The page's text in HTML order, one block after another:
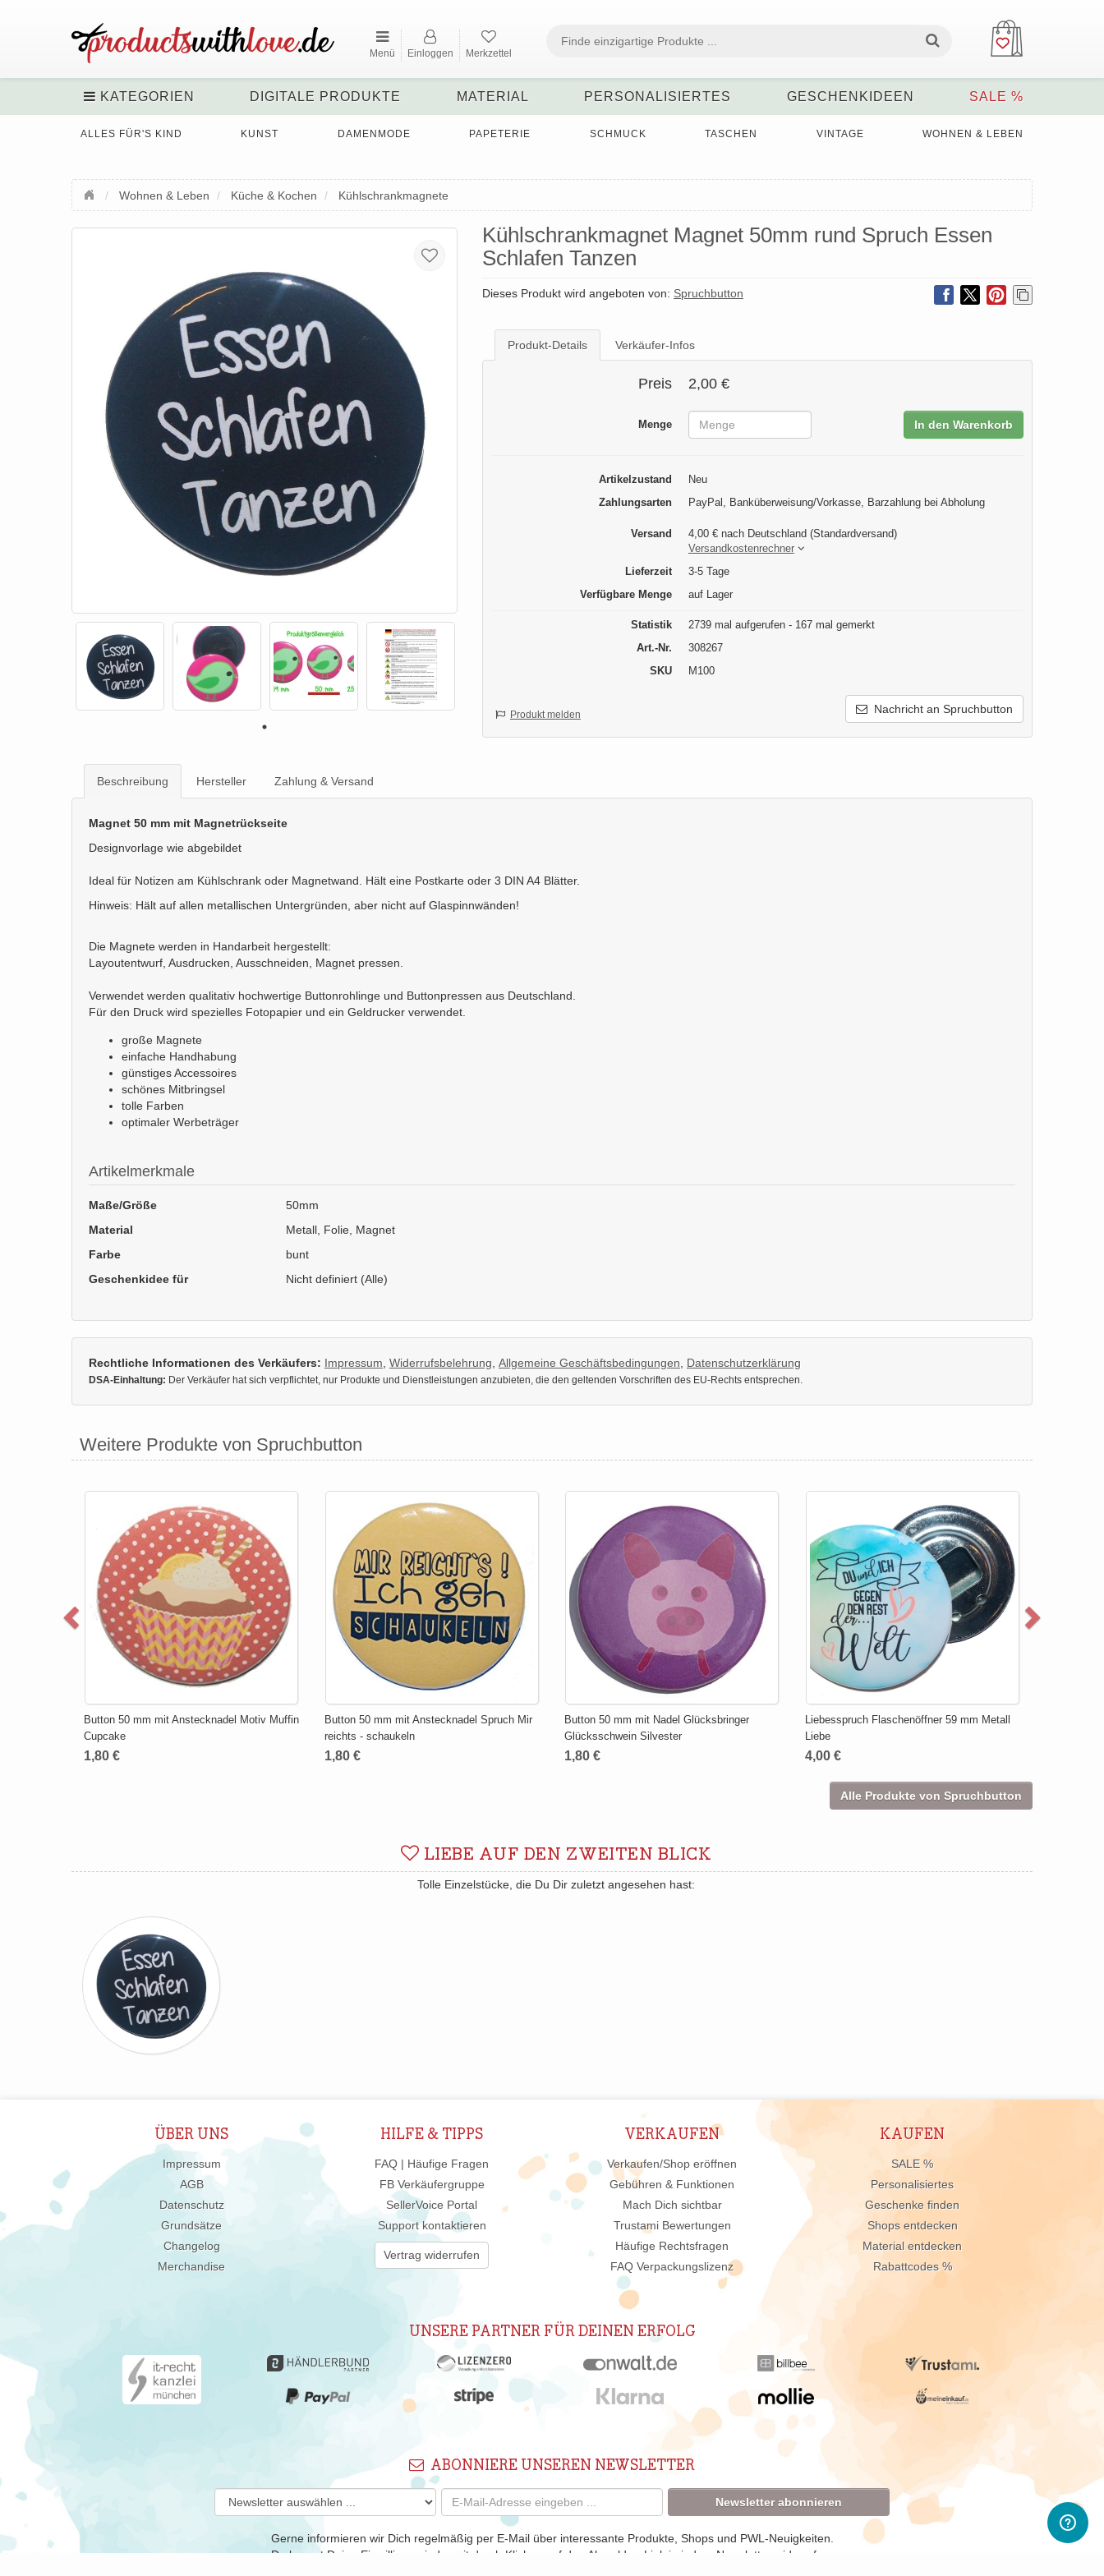
Menü Einloggen Merkzettel
KATEGORIEN DIGITALE PRODUKTE MATERIAL PERSONALISIERTES GESCHENKIDEEN SALE %
ALLES FÜR'S KIND KUNST DAMENMODE PAPETERIE SCHMUCK TASCHEN VINTAGE WOHNEN & LEBEN
Wohnen & Leben Küche & Kochen Kühlschrankmagnete
Kühlschrankmagnet Magnet 50mm rund Spruch Essen
Schlafen Tanzen
Dieses Produkt wird angeboten von: Spruchbutton
Produkt-Details Verkäufer-Infos
Preis 2,00 €
Menge In den Warenkorb
Artikelzustand
Neu
Zahlungsarten
PayPal, Banküberweisung/Vorkasse, Barzahlung bei Abholung
Versand
4,00 € nach Deutschland (Standardversand)
Versandkostenrechner
Lieferzeit
3-5 Tage
Verfügbare Menge
auf Lager
Statistik
2739 mal aufgerufen - 167 mal gemerkt
Art.-Nr.
308267
SKU
M100
Nachricht an Spruchbutton
Produkt melden
Beschreibung Hersteller Zahlung & Versand
Magnet 50 mm mit Magnetrückseite
Designvorlage wie abgebildet
Ideal für Notizen am Kühlschrank oder Magnetwand. Hält eine Postkarte oder 3 DIN A4 Blätter.
Hinweis: Hält auf allen metallischen Untergründen, aber nicht auf Glaspinnwänden!
Die Magnete werden in Handarbeit hergestellt:
Layoutentwurf, Ausdrucken, Ausschneiden, Magnet pressen.
Verwendet werden qualitativ hochwertige Buttonrohlinge und Buttonpressen aus Deutschland.
Für den Druck wird spezielles Fotopapier und ein Geldrucker verwendet.
große Magnete
einfache Handhabung
günstiges Accessoires
schönes Mitbringsel
tolle Farben
optimaler Werbeträger
Artikelmerkmale
Maße/Größe
50mm
Material
Metall, Folie, Magnet
Farbe
bunt
Geschenkidee für
Nicht definiert (Alle)
Rechtliche Informationen des Verkäufers: Impressum Widerrufsbelehrung Allgemeine Geschäftsbedingungen Datenschutzerklärung
DSA-Einhaltung: Der Verkäufer hat sich verpflichtet, nur Produkte und Dienstleistungen anzubieten, die den geltenden Vorschriften des EU-Rechts entsprechen.
Weitere Produkte von Spruchbutton
Button 50 mm mit Anstecknadel Motiv Muffin
Cupcake
1,80 €
Button 50 mm mit Anstecknadel Spruch Mir
reichts - schaukeln
1,80 €
Button 50 mm mit Nadel Glücksbringer
Glücksschwein Silvester
1,80 €
Liebesspruch Flaschenöffner 59 mm Metall
Liebe
4,00 €
Alle Produkte von Spruchbutton
LIEBE AUF DEN ZWEITEN BLICK
Tolle Einzelstücke, die Du Dir zuletzt angesehen hast:
ÜBER UNS
Impressum
AGB
Datenschutz
Grundsätze
Changelog
Merchandise
HILFE & TIPPS
FAQ | Häufige Fragen
FB Verkäufergruppe
SellerVoice Portal
Support kontaktieren
Vertrag widerrufen
VERKAUFEN
Verkaufen/Shop eröffnen
Gebühren & Funktionen
Mach Dich sichtbar
Trustami Bewertungen
Häufige Rechtsfragen
FAQ Verpackungslizenz
KAUFEN
SALE %
Personalisiertes
Geschenke finden
Shops entdecken
Material entdecken
Rabattcodes %
UNSERE PARTNER FÜR DEINEN ERFOLG
ABONNIERE UNSEREN NEWSLETTER
Newsletter abonnieren
Gerne informieren wir Dich regelmäßig per E-Mail über interessante Produkte, Shops und PWL-Neuigkeiten.
Du kannst Deine Einwilligung jederzeit durch Klicken auf den Abmelden-Link in jedem Newsletter widerrufen.